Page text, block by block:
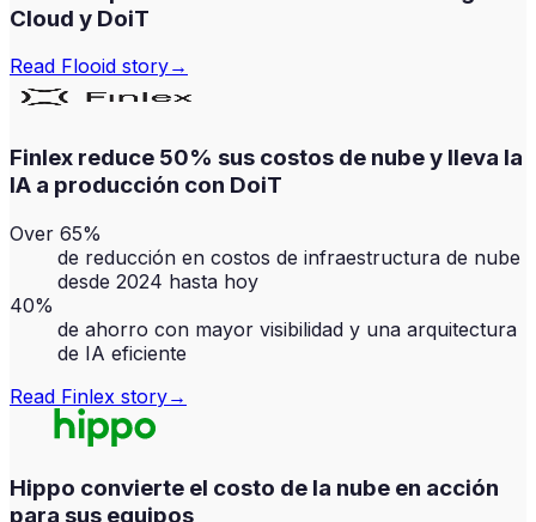
Cloud y DoiT
Read Flooid story→
Finlex reduce 50% sus costos de nube y lleva la
IA a producción con DoiT
Over 65%
de reducción en costos de infraestructura de nube
desde 2024 hasta hoy
40%
de ahorro con mayor visibilidad y una arquitectura
de IA eficiente
Read Finlex story→
Hippo convierte el costo de la nube en acción
para sus equipos